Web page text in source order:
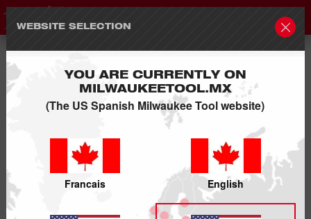
WEBSITE SELECTION
YOU ARE CURRENTLY ON
MILWAUKEETOOL.MX
(The US Spanish Milwaukee Tool website)
Francais English